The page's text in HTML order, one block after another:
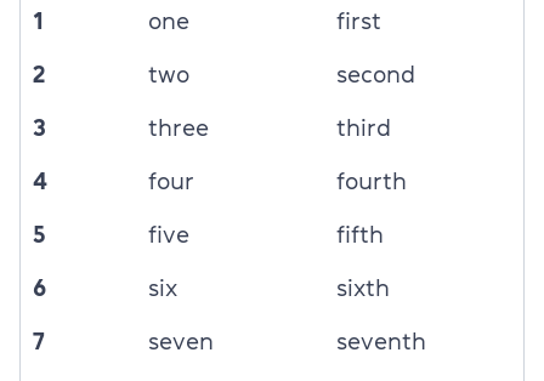
1
2
3
4
5
6
7
one
two
three
four
five
six
seven
first
second
third
fourth
fifth
sixth
seventh